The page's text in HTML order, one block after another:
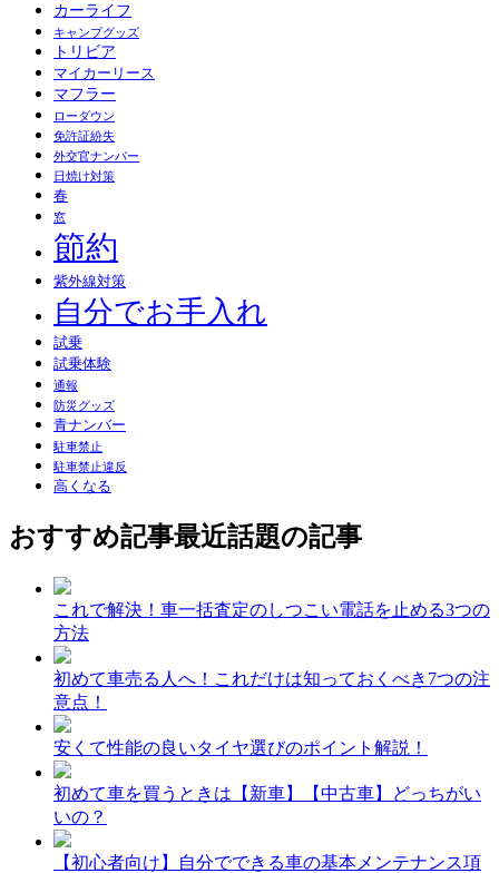
カーライフ
キャンプグッズ
トリビア
マイカーリース
マフラー
ローダウン
免許証紛失
外交官ナンバー
日焼け対策
春
窓
節約
紫外線対策
自分でお手入れ
試乗
試乗体験
通報
防災グッズ
青ナンバー
駐車禁止
駐車禁止違反
高くなる
おすすめ記事最近話題の記事
これで解決！車一括査定のしつこい電話を止める3つの
方法
初めて車売る人へ！これだけは知っておくべき7つの注
意点！
安くて性能の良いタイヤ選びのポイント解説！
初めて車を買うときは【新車】【中古車】どっちがい
いの？
【初心者向け】自分でできる車の基本メンテナンス項